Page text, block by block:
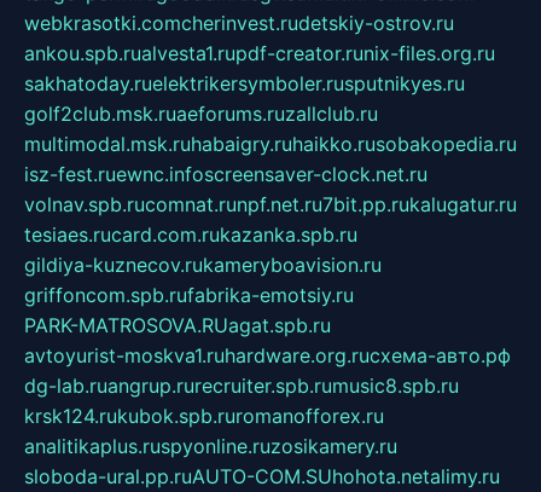
webkrasotki.comcherinvest.rudetskiy-ostrov.ru
ankou.spb.rualvesta1.rupdf-creator.runix-files.org.ru
sakhatoday.ruelektrikersymboler.rusputnikyes.ru
golf2club.msk.ruaeforums.ruzallclub.ru
multimodal.msk.ruhabaigry.ruhaikko.rusobakopedia.ru
isz-fest.ruewnc.infoscreensaver-clock.net.ru
volnav.spb.rucomnat.runpf.net.ru7bit.pp.rukalugatur.ru
tesiaes.rucard.com.rukazanka.spb.ru
gildiya-kuznecov.rukameryboavision.ru
griffoncom.spb.rufabrika-emotsiy.ru
PARK-MATROSOVA.RUagat.spb.ru
avtoyurist-moskva1.ruhardware.org.ruсхема-авто.рф
dg-lab.ruangrup.rurecruiter.spb.rumusic8.spb.ru
krsk124.rukubok.spb.ruromanofforex.ru
analitikaplus.ruspyonline.ruzosikamery.ru
sloboda-ural.pp.ruAUTO-COM.SUhohota.netalimy.ru